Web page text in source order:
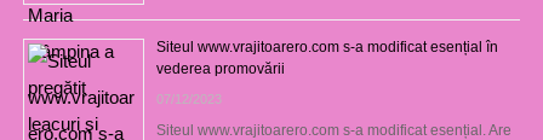
Siteul www.vrajitoarero.com s-a modificat esențial în
vederea promovării
07/12/2023
Siteul www.vrajitoarero.com s-a modificat esențial. Are